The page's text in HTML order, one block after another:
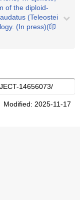
of the diploid-
(Teleostei
(In press)(印
2025-11-17